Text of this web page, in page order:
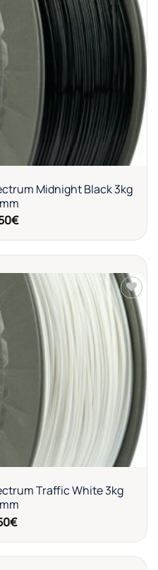
Añadir
a la
lista de
deseos
Midnight Black 3kg
€
Añadir
a la
lista de
deseos
Traffic White 3kg
€